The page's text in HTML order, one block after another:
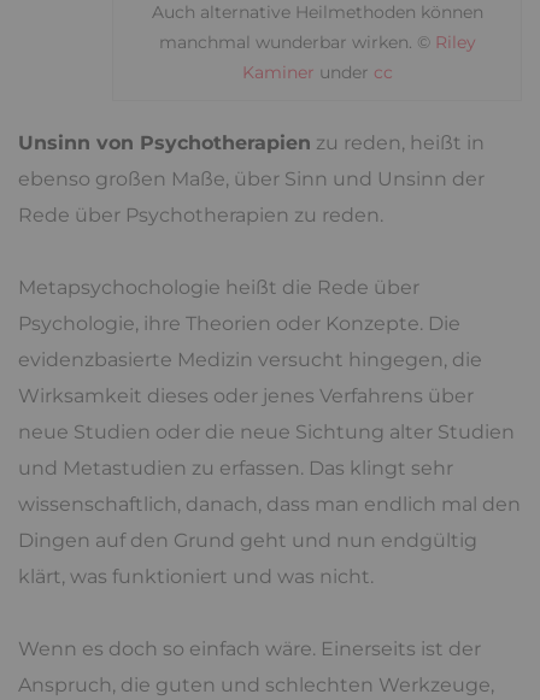
Auch alternative Heilmethoden können
manchmal wunderbar wirken. © Riley
Kaminer under cc
Unsinn von Psychotherapien zu reden, heißt in
ebenso großen Maße, über Sinn und Unsinn der
Rede über Psychotherapien zu reden.
Metapsychochologie heißt die Rede über
Psychologie, ihre Theorien oder Konzepte. Die
evidenzbasierte Medizin versucht hingegen, die
Wirksamkeit dieses oder jenes Verfahrens über
neue Studien oder die neue Sichtung alter Studien
und Metastudien zu erfassen. Das klingt sehr
wissenschaftlich, danach, dass man endlich mal den
Dingen auf den Grund geht und nun endgültig
klärt, was funktioniert und was nicht.
Wenn es doch so einfach wäre. Einerseits ist der
Anspruch, die guten und schlechten Werkzeuge,